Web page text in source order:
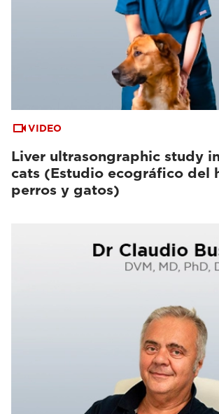
VIDEO
Liver ultrasongraphic study
cats (Estudio ecográfico del
perros y gatos)